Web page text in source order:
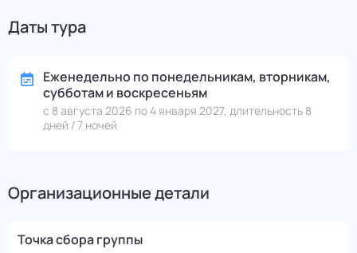
Даты тура
Еженедельно по понедельникам, вторникам,
субботам и воскресеньям
с 8 августа 2026 по 4 января 2027, длительность 8
дней / 7 ночей
Организационные детали
Точка сбора группы